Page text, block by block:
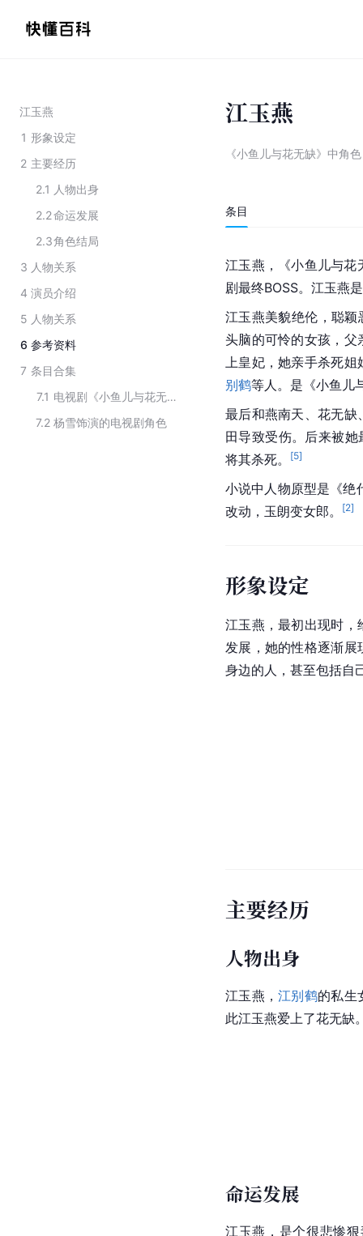
江玉燕
1 形象设定
2 主要经历
2.1 人物出身
2.2命运发展
2.3角色结局
3 人物关系
4 演员介绍
5 人物关系
6 参考资料
7 条目合集
7.1
电视剧《小鱼儿与花无缺》角色
7.2 杨雪饰演的电视剧角色
江玉燕
《小鱼儿与花无缺》中角色
条目
江玉燕，《小鱼儿与花
剧最终BOSS。江玉燕
江玉燕美貌绝伦，聪颖
头脑的可怜的女孩，父
上皇妃，她亲手杀死
别鹤等人。是《小鱼儿
最后和燕南天、花无缺
田导致受伤。后来被
将其杀死。
[5]
小说中人物原型是《绝
改动，玉朗变女郎。
[2]
形象设定
江玉燕，最初出现时，
发展，她的性格逐渐
身边的人，甚至包括自
主要经历
人物出身
江玉燕，江别鹤的私生
此江玉燕爱上了花无缺
命运发展
江玉燕，是个很悲惨